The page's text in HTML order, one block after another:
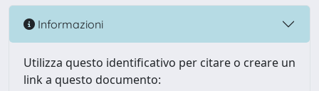
Informazioni
Utilizza questo identificativo per citare o creare un
link a questo documento: